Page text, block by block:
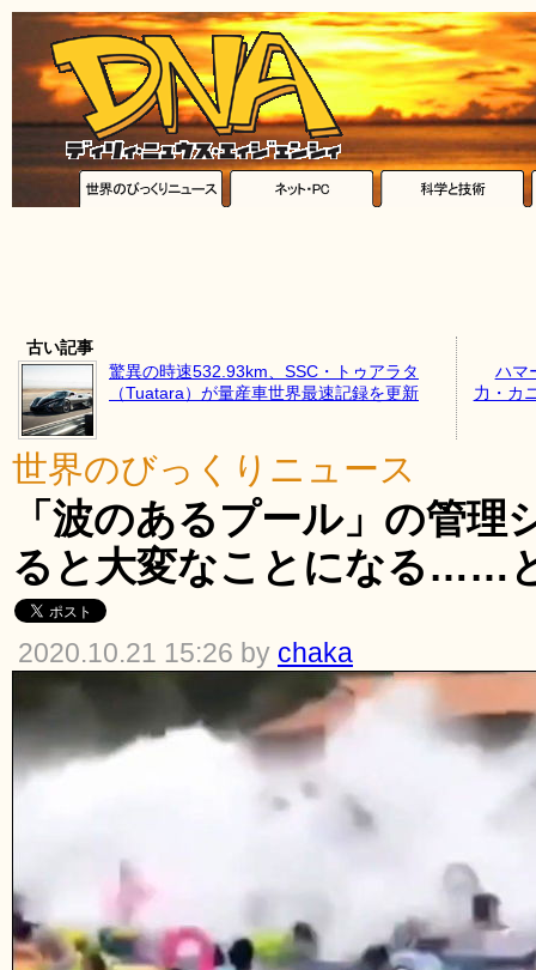
古い記事
驚異の時速532.93km、SSC・トゥアラタ
（Tuatara）が量産車世界最速記録を更新
ハマ
力・カ
世界のびっくりニュース
「波のあるプール」の管理
ると大変なことになる……
2020.10.21 15:26 by chaka